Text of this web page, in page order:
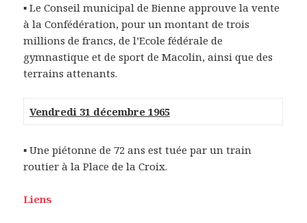
▪ Le Conseil municipal de Bienne approuve la vente
à la Confédération, pour un montant de trois
millions de francs, de l’Ecole fédérale de
gymnastique et de sport de Macolin, ainsi que des
terrains attenants.
Vendredi 31 décembre 1965
▪ Une piétonne de 72 ans est tuée par un train
routier à la Place de la Croix.
Liens